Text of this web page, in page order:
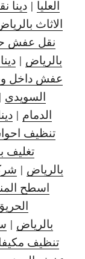
العليا |
الاثاث
نقل عفش
بالرياض |
عفش داخل
السويدي |
الدمام |
تنظيف
تغليف
بالرياض |
اسطح
بالرياض |
تنظيف